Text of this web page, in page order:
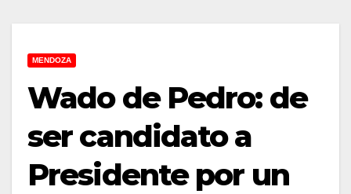
MENDOZA
Wado de Pedro: de
ser candidato a
Presidente por un